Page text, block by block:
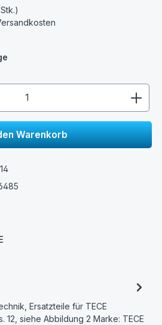
Warenkorb
Ersatzteile für TECE
12, siehe Abbildung 2 Marke: TECE